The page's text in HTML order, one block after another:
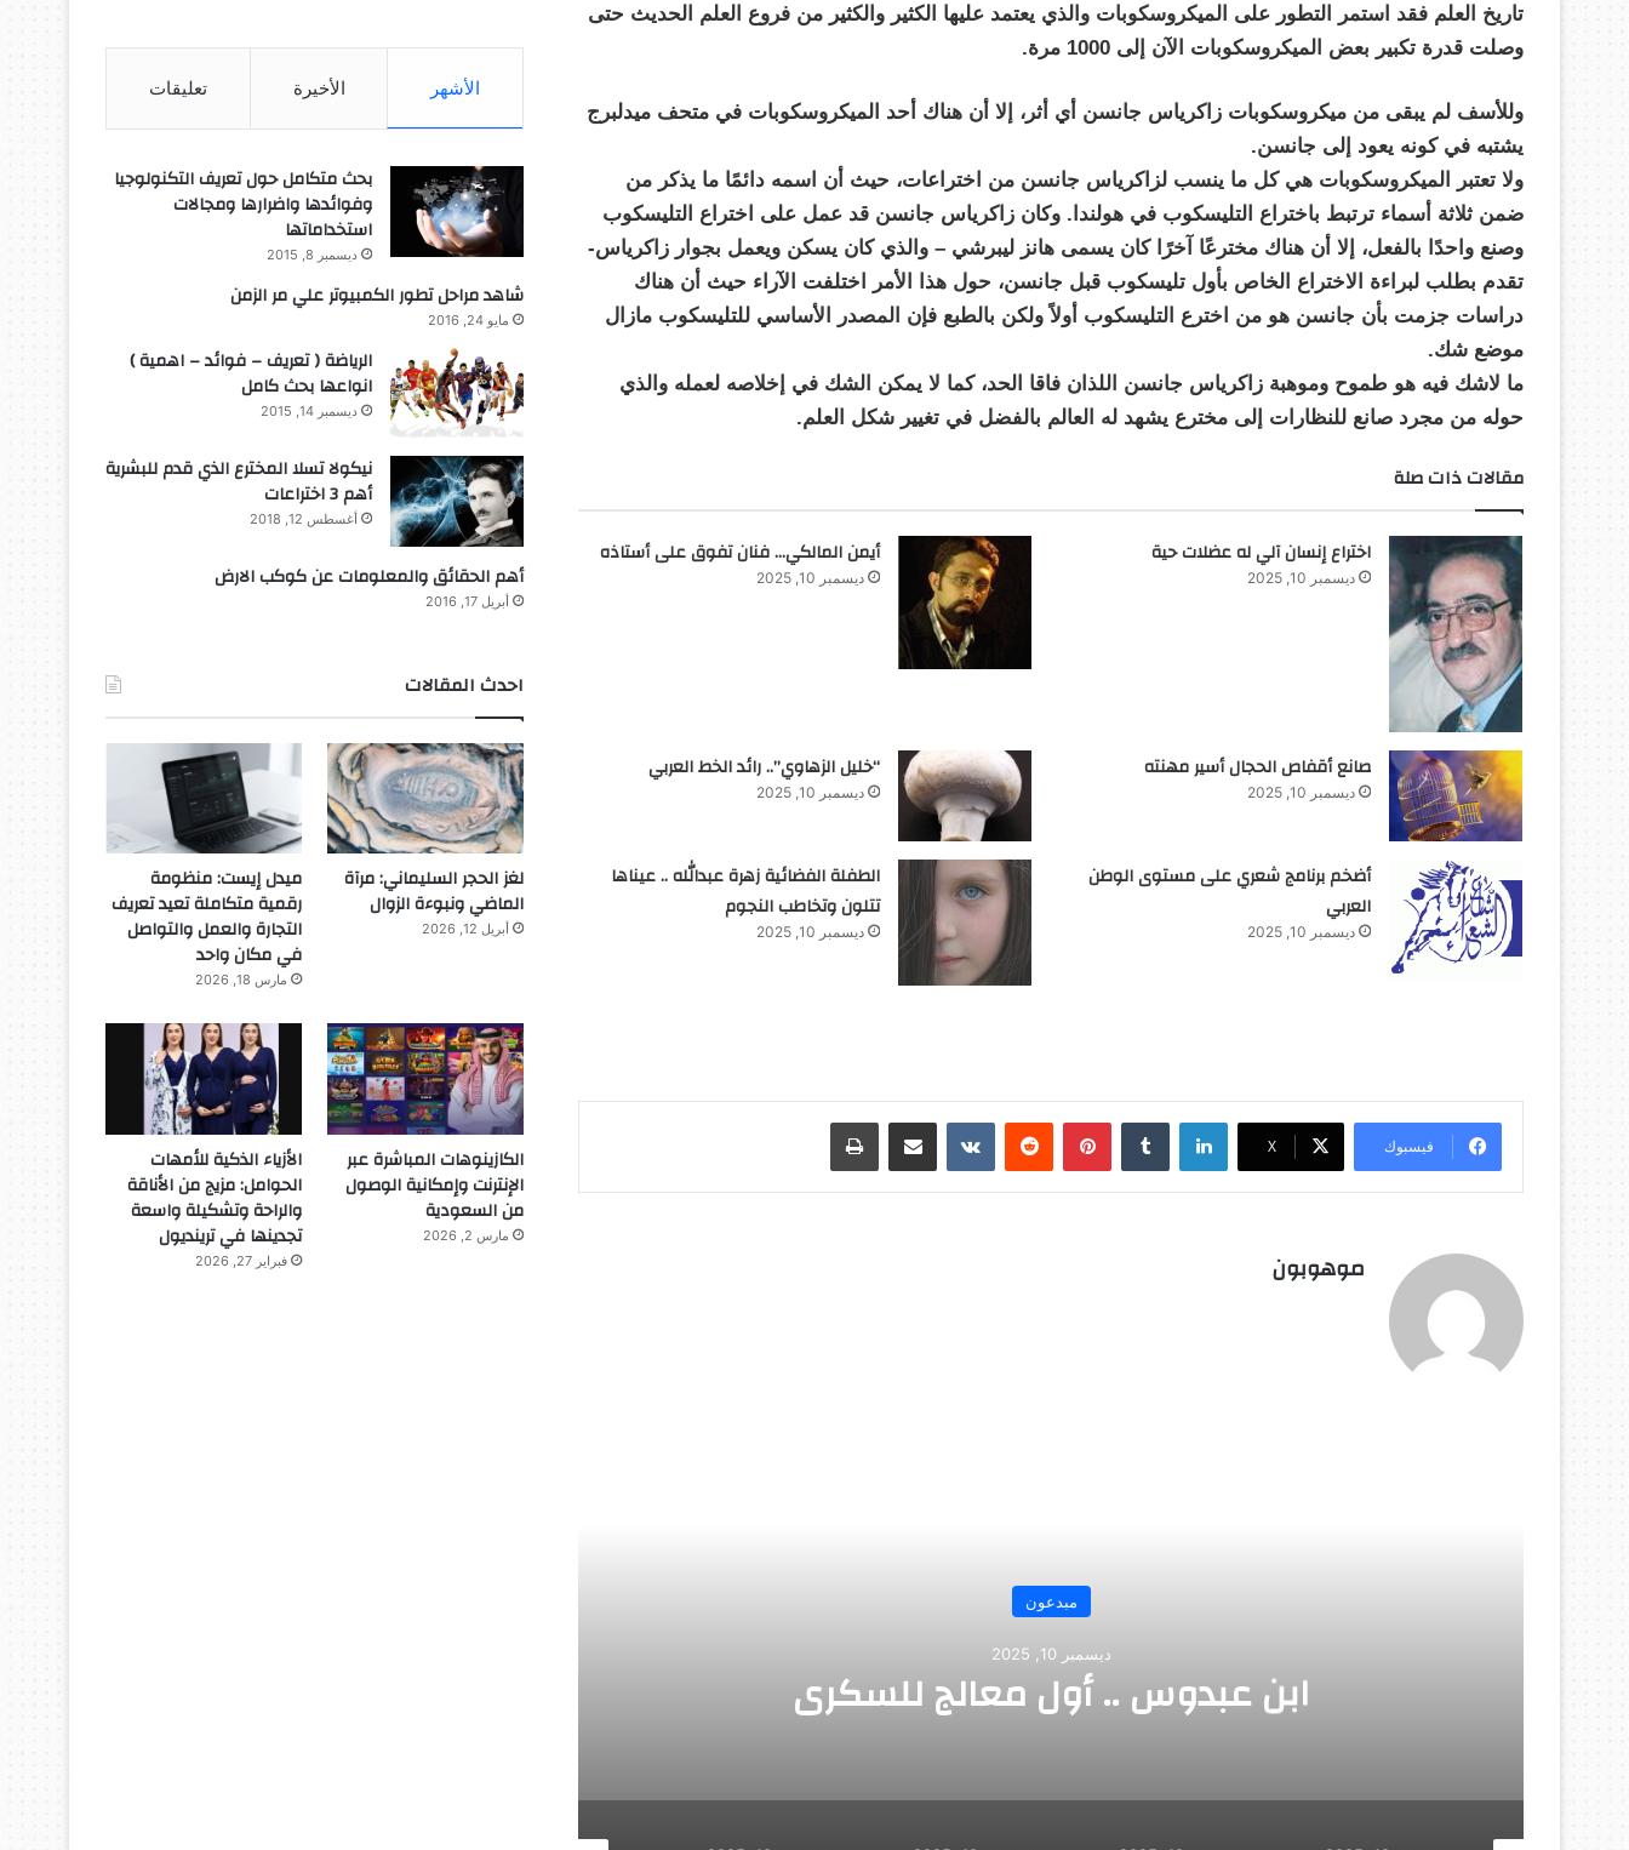
تاريخ العلم فقد استمر التطور على الميكروسكوبات والذي يعتمد عليها الكثير والكثير من فروع العلم الحديث حتى
وصلت قدرة تكبير بعض الميكروسكوبات الآن إلى 1000 مرة.
وللأسف لم يبقى من ميكروسكوبات زاكرياس جانسن أي أثر، إلا أن هناك أحد الميكروسكوبات في متحف ميدلبرج
يشتبه في كونه يعود إلى جانسن.
ولا تعتبر الميكروسكوبات هي كل ما ينسب لزاكرياس جانسن من اختراعات، حيث أن اسمه دائمًا ما يذكر من
ضمن ثلاثة أسماء ترتبط باختراع التليسكوب في هولندا. وكان زاكرياس جانسن قد عمل على اختراع التليسكوب
وصنع واحدًا بالفعل، إلا أن هناك مخترعًا آخرًا كان يسمى هانز ليبرشي – والذي كان يسكن ويعمل بجوار زاكرياس-
تقدم بطلب لبراءة الاختراع الخاص بأول تليسكوب قبل جانسن، حول هذا الأمر اختلفت الآراء حيث أن هناك
دراسات جزمت بأن جانسن هو من اخترع التليسكوب أولاً ولكن بالطبع فإن المصدر الأساسي للتليسكوب مازال
موضع شك.
ما لاشك فيه هو طموح وموهبة زاكرياس جانسن اللذان فاقا الحد، كما لا يمكن الشك في إخلاصه لعمله والذي
حوله من مجرد صانع للنظارات إلى مخترع يشهد له العالم بالفضل في تغيير شكل العلم.
مقالات ذات صلة
اختراع إنسان آلي له عضلات حية
ديسمبر 10, 2025
أيمن المالكي… فنان تفوق على أستاذه
ديسمبر 10, 2025
صانع أقفاص الحجال أسير مهنته
ديسمبر 10, 2025
“خليل الزهاوي”.. رائد الخط العربي
ديسمبر 10, 2025
أضخم برنامج شعري على مستوى الوطن
العربي
ديسمبر 10, 2025
الطفلة الفضائية زهرة عبدالله .. عيناها
تتلون وتخاطب النجوم
ديسمبر 10, 2025
فيسبوك ‫X
لينكدإن بينتيريست
موهوبون
مبدعون
ديسمبر 10, 2025
ابن عبدوس .. أول معالج للسكري الألماني بنز مخترع
الأشهر الأخيرة تعليقات
بحث متكامل حول تعريف التكنولوجيا
وفوائدها واضرارها ومجالات
استخداماتها
ديسمبر 8, 2015
شاهد مراحل تطور الكمبيوتر علي مر الزمن
مايو 24, 2016
الرياضة ( تعريف – فوائد – اهمية )
انواعها بحث كامل
ديسمبر 14, 2015
نيكولا تسلا المخترع الذي قدم للبشرية
أهم 3 اختراعات
أغسطس 12, 2018
أهم الحقائق والمعلومات عن كوكب الارض
أبريل 17, 2016
احدث المقالات
لغز الحجر السليماني: مرآة
الماضي ونبوءة الزوال
أبريل 12, 2026
ميدل إيست: منظومة
رقمية متكاملة تعيد تعريف
التجارة والعمل والتواصل
في مكان واحد
مارس 18, 2026
الكازينوهات المباشرة عبر
الإنترنت وإمكانية الوصول
من السعودية
مارس 2, 2026
الأزياء الذكية للأمهات
الحوامل: مزيج من الأناقة
والراحة وتشكيلة واسعة
تجدينها في ترينديول
فبراير 27, 2026